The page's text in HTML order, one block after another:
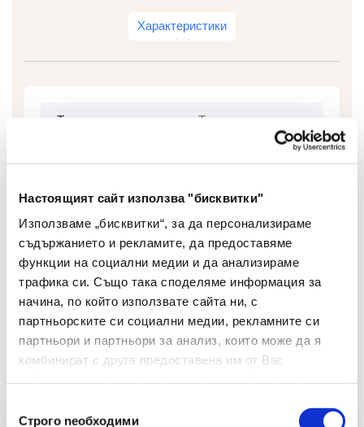
Настоящият сайт използва "бисквитки"
Използваме „бисквитки“, за да персонализираме
съдържанието и рекламите, да предоставяме
функции на социални медии и да анализираме
трафика си. Също така споделяме информация за
начина, по който използвате сайта ни, с
партньорските си социални медии, рекламните си
партньори и партньори за анализ, които може да я
комбинират с друга предоставена им от Вас
наСтрого nеобходими
Характеристики
Тип Тиксо
Препоръчани Продукти